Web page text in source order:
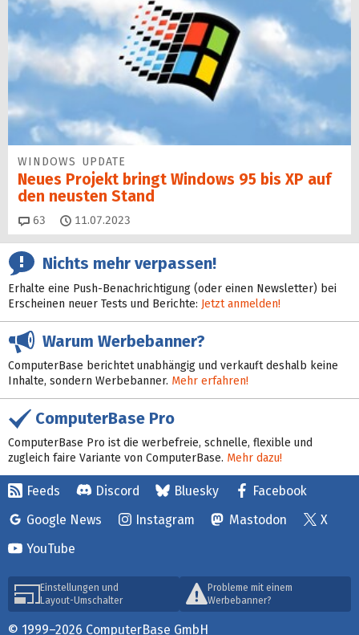
WINDOWS UPDATE
Neues Projekt bringt Windows 95 bis XP auf
den neusten Stand
63 Kommentare
11.07.2023
Nichts mehr verpassen!
Erhalte eine Push-Benachrichtigung (oder einen Newsletter) bei
Erscheinen neuer Tests und Berichte: Jetzt anmelden!
Warum Werbebanner?
ComputerBase berichtet unabhängig und verkauft deshalb keine
Inhalte, sondern Werbebanner. Mehr erfahren!
ComputerBase Pro
ComputerBase Pro ist die werbefreie, schnelle, flexible und
zugleich faire Variante von ComputerBase. Mehr dazu!
Feeds Discord Bluesky
Facebook
Google News
Instagram Mastodon
X
YouTube
Einstellungen und
Layout-Umschalter
Probleme mit einem
Werbebanner?
© 1999–2026 ComputerBase GmbH